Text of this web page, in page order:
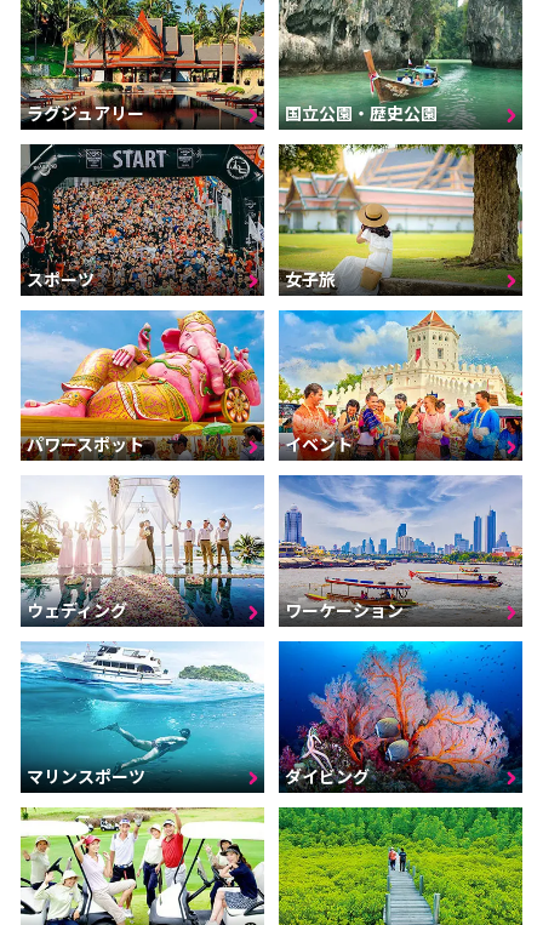
ラグジュアリー 国立公園・歴史公園
スポーツ 女子旅
パワースポット イベント
ウェディング ワーケーション
マリンスポーツ ダイビング